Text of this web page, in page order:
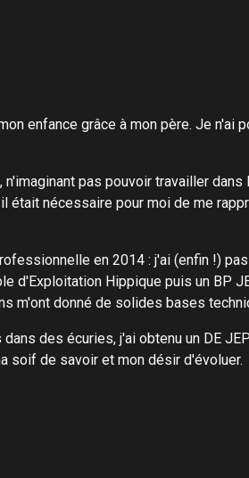
enfance grâce à mon père. Je n'ai
pas pouvoir travailler dans
était nécessaire pour moi de me
en 2014 : j'ai (enfin !)
d'Exploitation Hippique puis un BP
m'ont donné de solides bases
des écuries, j'ai obtenu un DE
soif de savoir et mon désir d'évoluer.